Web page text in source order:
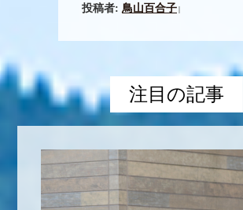
投稿者: 鳥山百合子
注目の記事